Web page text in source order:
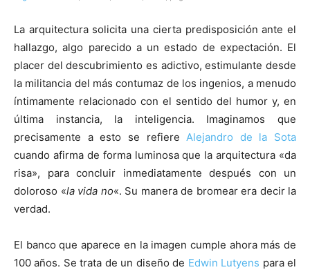
La arquitectura solicita una cierta predisposición ante el
hallazgo, algo parecido a un estado de expectación. El
placer del descubrimiento es adictivo, estimulante desde
la militancia del más contumaz de los ingenios, a menudo
íntimamente relacionado con el sentido del humor y, en
última instancia, la inteligencia. Imaginamos que
precisamente a esto se refiereAlejandro de la Sota
cuando afirma de forma luminosa que la arquitectura «da
risa», para concluir inmediatamente después con un
doloroso «la vida no«. Su manera de bromear era decir la
verdad.
El banco que aparece en la imagen cumple ahora más de
100 años. Se trata de un diseño de Edwin Lutyens para el